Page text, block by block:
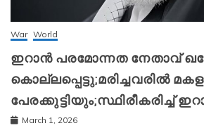
War World
ഇറാന്‍ പരമോന്നത നേതാവ്
കൊല്ലപ്പെട്ടു;മരിച്ചവരിൽ
പേരക്കുട്ടിയും;സ്ഥിരീകരിച്ച്
March 1, 2026